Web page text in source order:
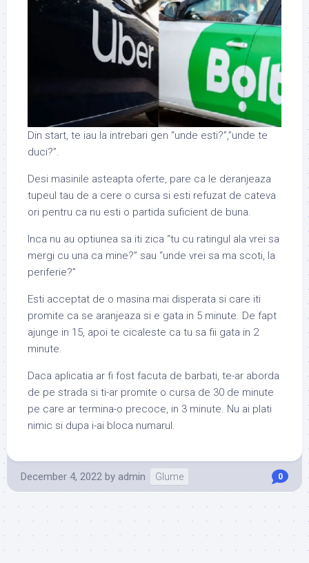
Din start, te iau la intrebari gen “unde esti?”,”unde te
duci?”.
Desi masinile asteapta oferte, pare ca le deranjeaza
tupeul tau de a cere o cursa si esti refuzat de cateva
ori pentru ca nu esti o partida suficient de buna.
Inca nu au optiunea sa iti zica “tu cu ratingul ala vrei sa
mergi cu una ca mine?” sau “unde vrei sa ma scoti, la
periferie?”
Esti acceptat de o masina mai disperata si care iti
promite ca se aranjeaza si e gata in 5 minute. De fapt
ajunge in 15, apoi te cicaleste ca tu sa fii gata in 2
minute.
Daca aplicatia ar fi fost facuta de barbati, te-ar aborda
de pe strada si ti-ar promite o cursa de 30 de minute
pe care ar termina-o precoce, in 3 minute. Nu ai plati
nimic si dupa i-ai bloca numarul.
December 4, 2022 by admin Glume 0